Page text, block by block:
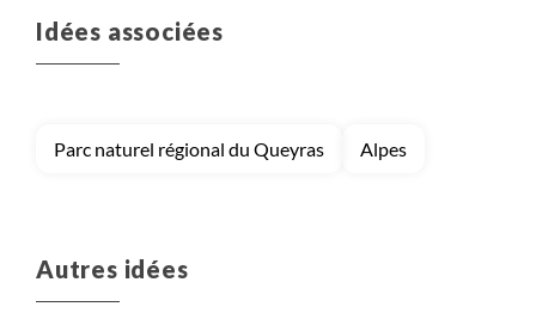
Voyage
Autres régions (France)
Idées associées
Parc naturel régional du Queyras Alpes
Autres idées